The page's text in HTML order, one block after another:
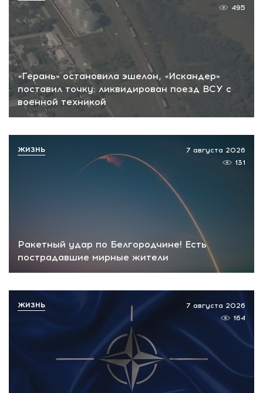
«Герань» остановила эшелон, «Искандер»
поставил точку: ликвидирован поезд ВСУ с
военной техникой
495
Ракетный удар по Белгородчине! Есть
пострадавшие мирные жители
7 августа 2026
131
ЖИЗНЬ
7 августа 2026
164
ЖИЗНЬ